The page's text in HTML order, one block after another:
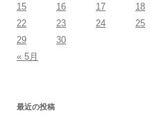
ン
15
16 17 18
22
23 24 25
29
30
« 5月
最近の投稿